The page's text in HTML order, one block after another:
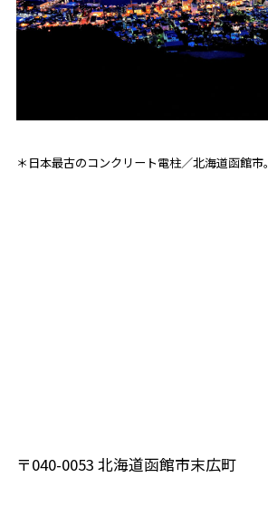
＊日本最古のコンクリート電柱／北海道函館市。
〒040-0053 北海道函館市末広町